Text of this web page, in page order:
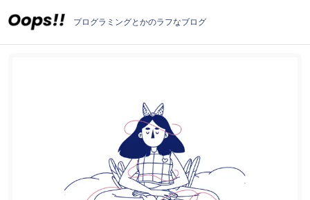
プログラミングとかのラフなブログ